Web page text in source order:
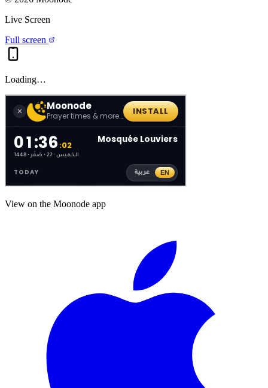
Live Screen
Full screen
Loading…
View on the Moonode app